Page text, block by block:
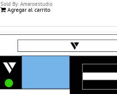
Sold By: Amaroestudio
Agregar al carrito